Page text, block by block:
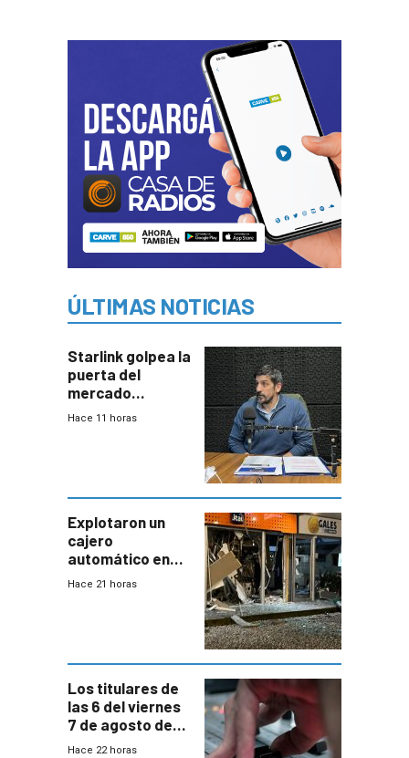
ÚLTIMAS NOTICIAS
Starlink golpea la
puerta del
mercado
uruguayo y Antel
con mayor
miedo”
Hace 11 horas
Explotaron un
cajero
automático en
Parque Miramar;
Hace 21 horas
Los titulares de
las 6 del viernes
7 de agosto de
2026
Hace 22 horas